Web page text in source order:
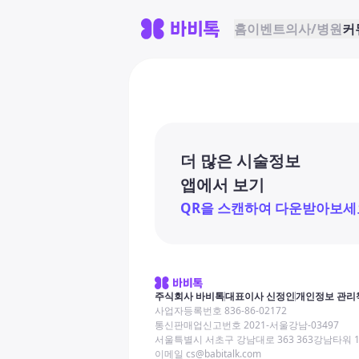
홈이벤트의사/병원커
더 많은 시술정보
앱에서 보기
QR을 스캔하여 다운받아보세
주식회사 바비톡대표이사 신정인개인정보 관리
사업자등록번호 836-86-02172
통신판매업신고번호 2021-서울강남-03497
서울특별시 서초구 강남대로 363 363강남타워
이메일 cs@babitalk.com